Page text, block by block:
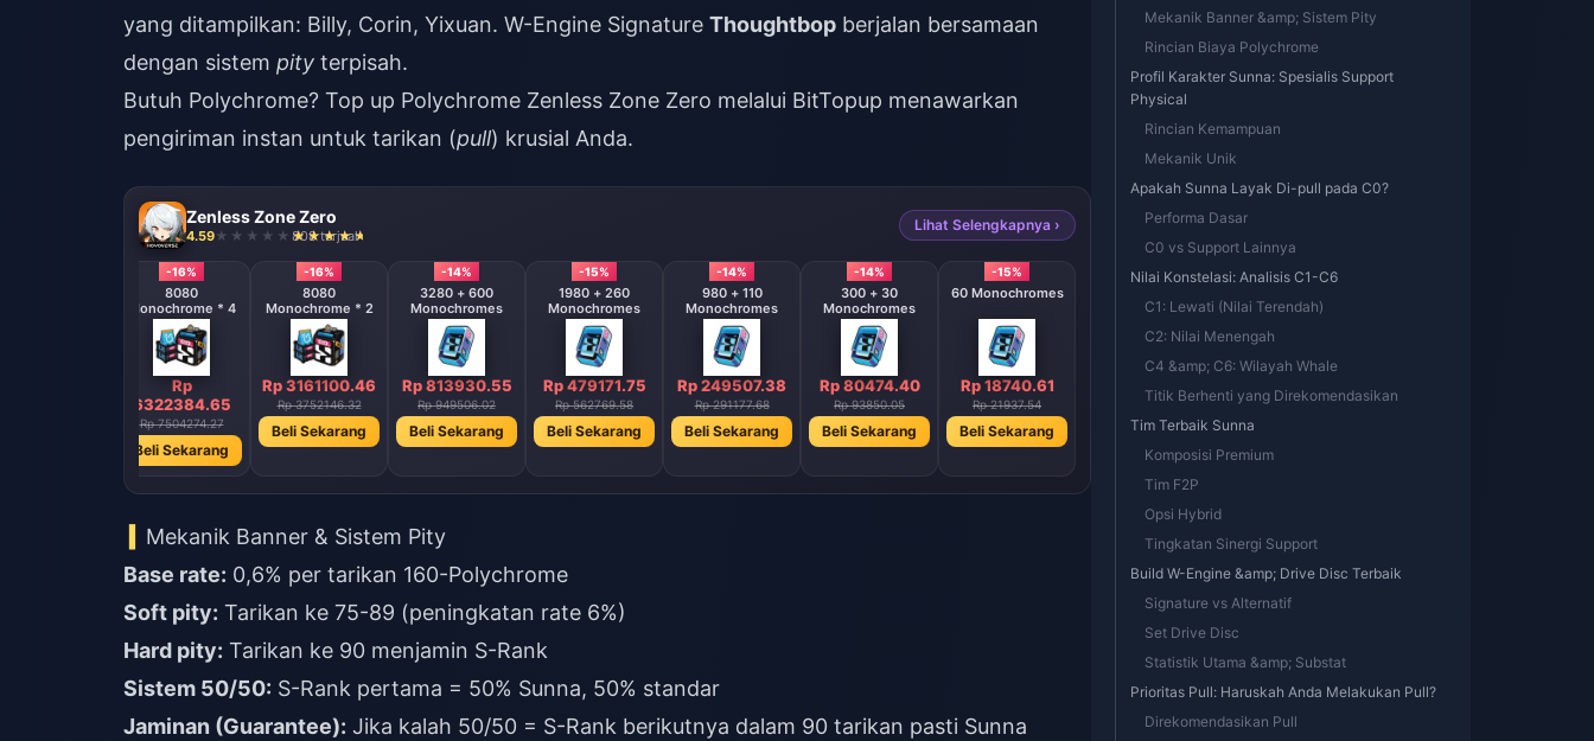
yang ditampilkan: Billy, Corin, Yixuan. W-Engine Signature Thoughtbop berjalan bersamaan
dengan sistem pity terpisah.
Butuh Polychrome? Top up Polychrome Zenless Zone Zero melalui BitTopup menawarkan
pengiriman instan untuk tarikan (pull) krusial Anda.
Zenless Zone Zero
4.59 808 terjual
Lihat Selengkapnya ›
-16%
8080
Monochrome * 4
Rp
6322384.65
Rp 7504274.27
Beli Sekarang
-16%
8080
Monochrome * 2
Rp 3161100.46
Rp 3752146.32
Beli Sekarang
-14%
3280 + 600
Monochromes
Rp 813930.55
Rp 949506.02
Beli Sekarang
-15%
1980 + 260
Monochromes
Rp 479171.75
Rp 562769.58
Beli Sekarang
-14%
980 + 110
Monochromes
Rp 249507.38
Rp 291177.68
Beli Sekarang
-14%
300 + 30
Monochromes
Rp 80474.40
Rp 93850.05
Beli Sekarang
-15%
60 Monochromes
Rp 18740.61
Rp 21937.54
Beli Sekarang
Mekanik Banner & Sistem Pity
Base rate: 0,6% per tarikan 160-Polychrome
Soft pity: Tarikan ke 75-89 (peningkatan rate 6%)
Hard pity: Tarikan ke 90 menjamin S-Rank
Sistem 50/50: S-Rank pertama = 50% Sunna, 50% standar
Jaminan (Guarantee): Jika kalah 50/50 = S-Rank berikutnya dalam 90 tarikan pasti Sunna
Mekanik Banner &amp; Sistem Pity
Rincian Biaya Polychrome
Profil Karakter Sunna: Spesialis Support
Physical
Rincian Kemampuan
Mekanik Unik
Apakah Sunna Layak Di-pull pada C0?
Performa Dasar
C0 vs Support Lainnya
Nilai Konstelasi: Analisis C1-C6
C1: Lewati (Nilai Terendah)
C2: Nilai Menengah
C4 &amp; C6: Wilayah Whale
Titik Berhenti yang Direkomendasikan
Tim Terbaik Sunna
Komposisi Premium
Tim F2P
Opsi Hybrid
Tingkatan Sinergi Support
Build W-Engine &amp; Drive Disc Terbaik
Signature vs Alternatif
Set Drive Disc
Statistik Utama &amp; Substat
Prioritas Pull: Haruskah Anda Melakukan Pull?
Direkomendasikan Pull